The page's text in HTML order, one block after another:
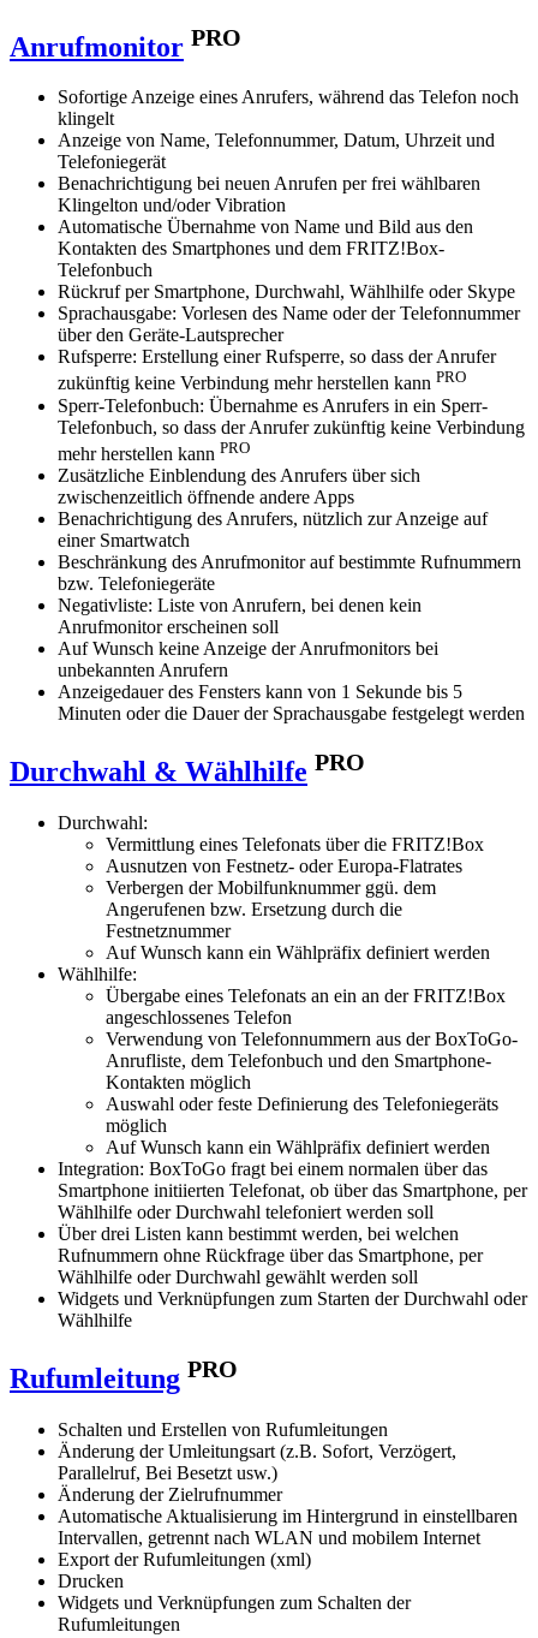
Anrufmonitor PRO
Sofortige Anzeige eines Anrufers, während das Telefon noch
klingelt
Anzeige von Name, Telefonnummer, Datum, Uhrzeit und
Telefoniegerät
Benachrichtigung bei neuen Anrufen per frei wählbaren
Klingelton und/oder Vibration
Automatische Übernahme von Name und Bild aus den
Kontakten des Smartphones und dem FRITZ!Box-
Telefonbuch
Rückruf per Smartphone, Durchwahl, Wählhilfe oder Skype
Sprachausgabe: Vorlesen des Name oder der Telefonnummer
über den Geräte-Lautsprecher
Rufsperre: Erstellung einer Rufsperre, so dass der Anrufer
zukünftig keine Verbindung mehr herstellen kann PRO
Sperr-Telefonbuch: Übernahme es Anrufers in ein Sperr-
Telefonbuch, so dass der Anrufer zukünftig keine Verbindung
mehr herstellen kann PRO
Zusätzliche Einblendung des Anrufers über sich
zwischenzeitlich öffnende andere Apps
Benachrichtigung des Anrufers, nützlich zur Anzeige auf
einer Smartwatch
Beschränkung des Anrufmonitor auf bestimmte Rufnummern
bzw. Telefoniegeräte
Negativliste: Liste von Anrufern, bei denen kein
Anrufmonitor erscheinen soll
Auf Wunsch keine Anzeige der Anrufmonitors bei
unbekannten Anrufern
Anzeigedauer des Fensters kann von 1 Sekunde bis 5
Minuten oder die Dauer der Sprachausgabe festgelegt werden
Durchwahl & Wählhilfe PRO
Durchwahl:
Vermittlung eines Telefonats über die FRITZ!Box
Ausnutzen von Festnetz- oder Europa-Flatrates
Verbergen der Mobilfunknummer ggü. dem
Angerufenen bzw. Ersetzung durch die
Festnetznummer
Auf Wunsch kann ein Wählpräfix definiert werden
Wählhilfe:
Übergabe eines Telefonats an ein an der FRITZ!Box
angeschlossenes Telefon
Verwendung von Telefonnummern aus der BoxToGo-
Anrufliste, dem Telefonbuch und den Smartphone-
Kontakten möglich
Auswahl oder feste Definierung des Telefoniegeräts
möglich
Auf Wunsch kann ein Wählpräfix definiert werden
Integration: BoxToGo fragt bei einem normalen über das
Smartphone initiierten Telefonat, ob über das Smartphone, per
Wählhilfe oder Durchwahl telefoniert werden soll
Über drei Listen kann bestimmt werden, bei welchen
Rufnummern ohne Rückfrage über das Smartphone, per
Wählhilfe oder Durchwahl gewählt werden soll
Widgets und Verknüpfungen zum Starten der Durchwahl oder
Wählhilfe
Rufumleitung PRO
Schalten und Erstellen von Rufumleitungen
Änderung der Umleitungsart (z.B. Sofort, Verzögert,
Parallelruf, Bei Besetzt usw.)
Änderung der Zielrufnummer
Automatische Aktualisierung im Hintergrund in einstellbaren
Intervallen, getrennt nach WLAN und mobilem Internet
Export der Rufumleitungen (xml)
Drucken
Widgets und Verknüpfungen zum Schalten der
Rufumleitungen